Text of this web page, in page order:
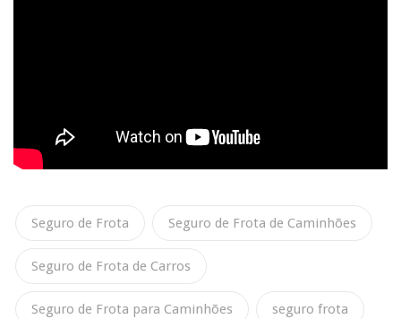
Seguro de Frota Seguro de Frota de Caminhões
Seguro de Frota de Carros
Seguro de Frota para Caminhões seguro frota